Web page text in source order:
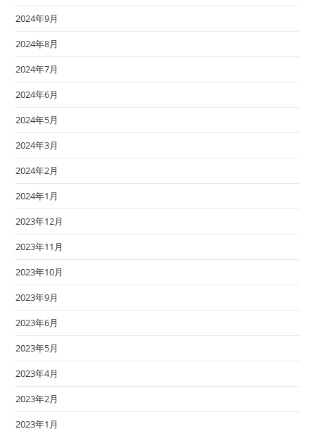
2024年9月
2024年8月
2024年7月
2024年6月
2024年5月
2024年3月
2024年2月
2024年1月
2023年12月
2023年11月
2023年10月
2023年9月
2023年6月
2023年5月
2023年4月
2023年2月
2023年1月